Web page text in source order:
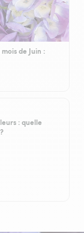
de Juin :
: quelle